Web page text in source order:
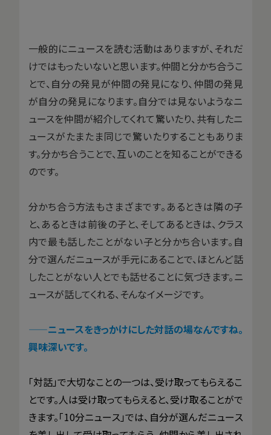
一般的にニュースを読む活動はありますが、それだ
けではもったいないと思います。仲間と分かち合うこ
とで、自分の発見が仲間の発見になり、仲間の発見
が自分の発見になります。自分では見ないようなニ
ュースを仲間が紹介してくれて驚いたり、共有したニ
ュースがたまたま同じで驚いたりすることもありま
す。分かち合うことで、互いのことを知ることができる
のです。
分かち合う方法もさまざまです。あるときは隣の子
と、あるときは前後の子と、そしてあるときは、クラス
内で最も話したことがない子と分かち合います。自
分で選んだニュースが手元にあることで、ほとんど話
したことがない人とでも話せることに気づきます。ニ
ュースが話してくれる、そんなイメージです。
——ニュースをきっかけにした対話の場なんですね。
興味深いです。
「対話」で大切なことの一つは、受け取ってもらえるこ
とです。人は受け取ってもらえると、受け取ることがで
きます。「10分ニュース」では、自分が選んだニュース